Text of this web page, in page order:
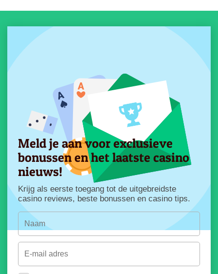
Meld je aan voor exclusieve
bonussen en het laatste casino
nieuws!
Krijg als eerste toegang tot de uitgebreidste
casino reviews, beste bonussen en casino tips.